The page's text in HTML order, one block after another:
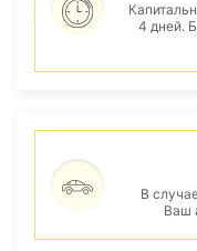
4 дней.
В
Ваш